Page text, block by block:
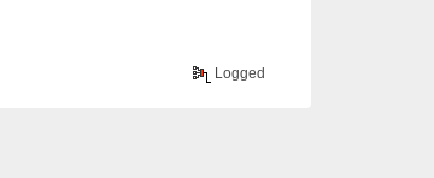
Logged